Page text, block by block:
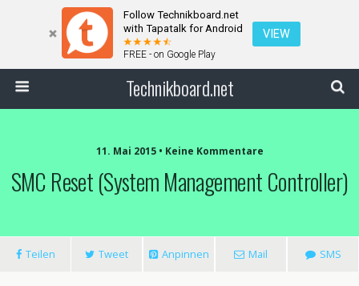
Follow Technikboard.net
with Tapatalk for Android
FREE - on Google Play
VIEW
Technikboard.net
11. Mai 2015 • Keine Kommentare
SMC Reset (System Management Controller)
Teilen Tweet Anpinnen Mail SMS